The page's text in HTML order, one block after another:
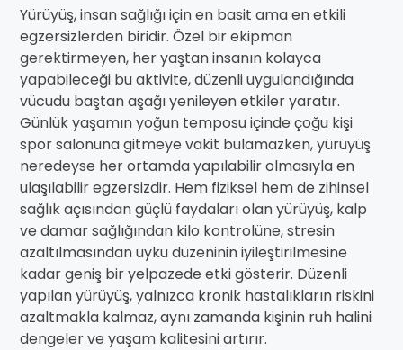
Yürüyüş, insan sağlığı için en basit ama en etkili
egzersizlerden biridir. Özel bir ekipman
gerektirmeyen, her yaştan insanın kolayca
yapabileceği bu aktivite, düzenli uygulandığında
vücudu baştan aşağı yenileyen etkiler yaratır.
Günlük yaşamın yoğun temposu içinde çoğu kişi
spor salonuna gitmeye vakit bulamazken, yürüyüş
neredeyse her ortamda yapılabilir olmasıyla en
ulaşılabilir egzersizdir. Hem fiziksel hem de zihinsel
sağlık açısından güçlü faydaları olan yürüyüş, kalp
ve damar sağlığından kilo kontrolüne, stresin
azaltılmasından uyku düzeninin iyileştirilmesine
kadar geniş bir yelpazede etki gösterir. Düzenli
yapılan yürüyüş, yalnızca kronik hastalıkların riskini
azaltmakla kalmaz, aynı zamanda kişinin ruh halini
dengeler ve yaşam kalitesini artırır.